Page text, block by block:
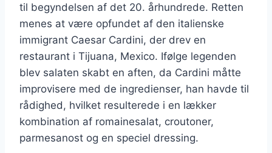
til begyndelsen af det 20. århundrede. Retten
menes at være opfundet af den italienske
immigrant Caesar Cardini, der drev en
restaurant i Tijuana, Mexico. Ifølge legenden
blev salaten skabt en aften, da Cardini måtte
improvisere med de ingredienser, han havde til
rådighed, hvilket resulterede i en lækker
kombination af romainesalat, croutoner,
parmesanost og en speciel dressing.